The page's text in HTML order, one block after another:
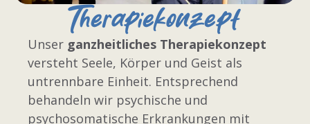
Therapiekonzept
Unser ganzheitliches Therapiekonzept
versteht Seele, Körper und Geist als
untrennbare Einheit. Entsprechend
behandeln wir psychische und
psychosomatische Erkrankungen mit